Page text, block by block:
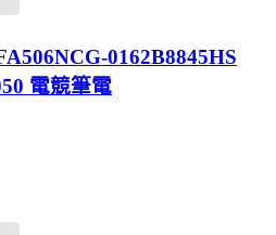
0162B8845HS
電競筆電